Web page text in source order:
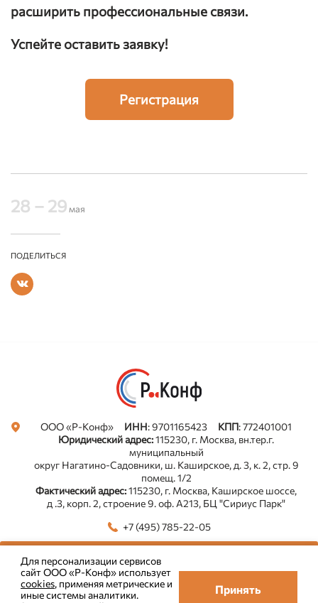
расширить профессиональные связи.
Успейте оставить заявку!
Регистрация
28 – 29мая
ПОДЕЛИТЬСЯ
ООО «Р-Конф» ИНН: 9701165423 КПП: 772401001
Юридический адрес:115230, г. Москва, вн.тер.г.
муниципальный
округ Нагатино-Садовники, ш. Каширское, д. 3, к. 2, стр. 9
помещ. 1/2
Фактический адрес:115230, г. Москва, Каширское шоссе,
д .3, корп. 2, строение 9. оф. А213, БЦ "Сириус Парк"
+7 (495) 785-22-05
Пользовательское соглашение
Все новости в Телеграм. Подписаться
Для персонализации сервисов
сайт ООО «Р-Конф» использует
cookies, применяя метрические и
иные системы аналитики.
Принять